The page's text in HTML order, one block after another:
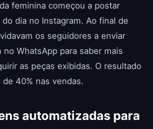
feminina começou a postar
dia no Instagram. Ao final de
os seguidores a enviar
no WhatsApp para saber mais
as peças exibidas. O resultado
40% nas vendas.
automatizadas para